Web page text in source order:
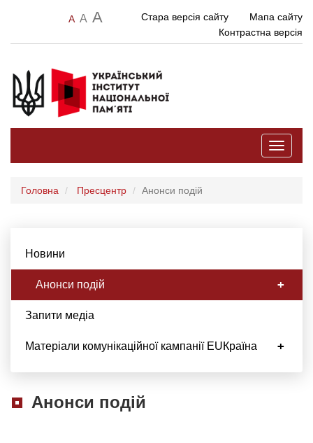
A A A Стара версія сайту
Мапа сайту
Контрастна версія
Toggle
Головна Пресцентр Анонси подій
Новини
Анонси подій
Запити медіа
Матеріали комунікаційної кампанії EUКраїна
Анонси подій